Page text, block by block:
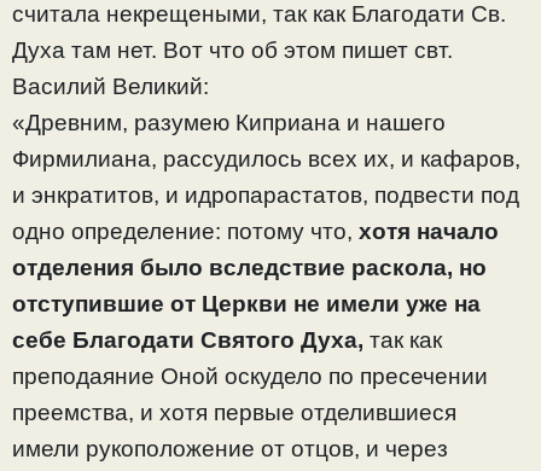
считала некрещеными, так как Благодати Св.
Духа там нет. Вот что об этом пишет свт.
Василий Великий:
«Древним, разумею Киприана и нашего
Фирмилиана, рассудилось всех их, и кафаров,
и энкратитов, и идропарастатов, подвести под
одно определение: потому что, хотя начало
отделения было вследствие раскола, но
отступившие от Церкви не имели уже на
себе Благодати Святого Духа, так как
преподаяние Оной оскудело по пресечении
преемства, и хотя первые отделившиеся
имели рукоположение от отцов, и через